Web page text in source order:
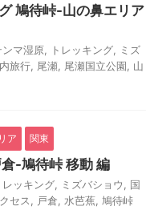
鳩待峠-山の鼻エリア
ンマ湿原 トレッキング
ミズ
旅行 尾瀬 尾瀬国立公園
山
ア 関東
-鳩待峠 移動 編
レッキング ミズバショウ
国
セス 戸倉 水芭蕉 鳩待峠